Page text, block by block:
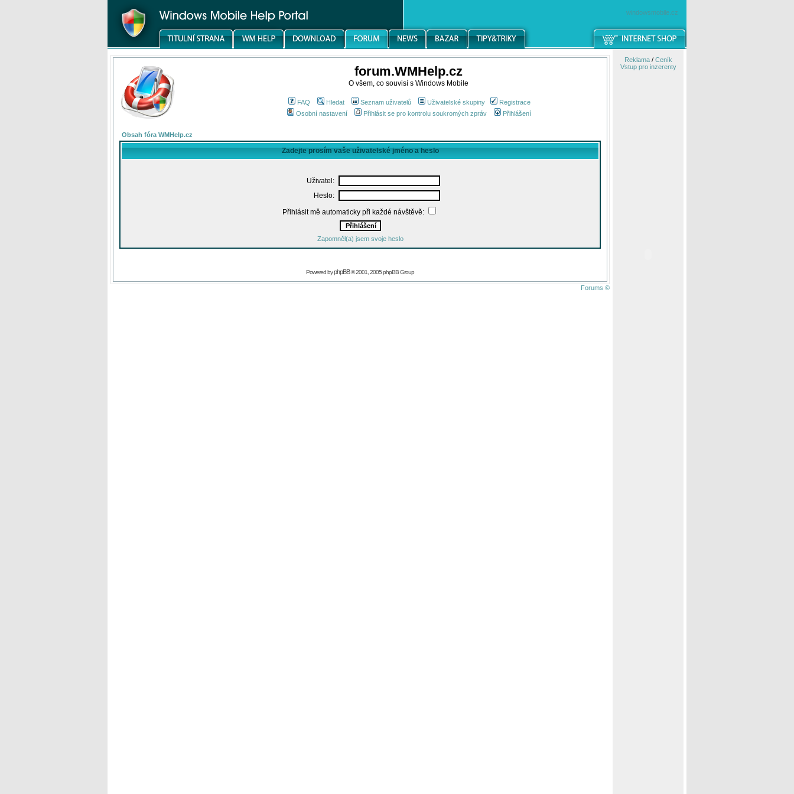
windowsmobile.cz
forum.WMHelp.cz
O všem, co souvisí s Windows Mobile
FAQ Hledat Seznam uživatelů Uživatelské skupiny
Registrace
Osobní nastavení
Přihlásit se pro kontrolu soukromých zpráv Přihlášení
Obsah fóra WMHelp.cz
Zadejte prosím vaše uživatelské jméno a heslo
Uživatel:
Heslo:
Přihlásit mě automaticky při každé návštěvě:
Zapomněl(a) jsem svoje heslo
Powered byphpBB© 2001, 2005 phpBB Group
Forums ©
Reklama/ Ceník
Vstup pro inzerenty